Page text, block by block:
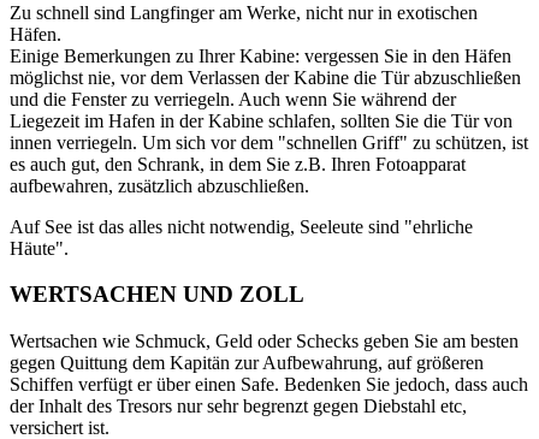
Zu schnell sind Langfinger am Werke, nicht nur in exotischen
Häfen.
Einige Bemerkungen zu Ihrer Kabine: vergessen Sie in den Häfen
möglichst nie, vor dem Verlassen der Kabine die Tür abzuschließen
und die Fenster zu verriegeln. Auch wenn Sie während der
Liegezeit im Hafen in der Kabine schlafen, sollten Sie die Tür von
innen verriegeln. Um sich vor dem "schnellen Griff" zu schützen, ist
es auch gut, den Schrank, in dem Sie z.B. Ihren Fotoapparat
aufbewahren, zusätzlich abzuschließen.
Auf See ist das alles nicht notwendig, Seeleute sind "ehrliche
Häute".
WERTSACHEN UND ZOLL
Wertsachen wie Schmuck, Geld oder Schecks geben Sie am besten
gegen Quittung dem Kapitän zur Aufbewahrung, auf größeren
Schiffen verfügt er über einen Safe. Bedenken Sie jedoch, dass auch
der Inhalt des Tresors nur sehr begrenzt gegen Diebstahl etc,
versichert ist.